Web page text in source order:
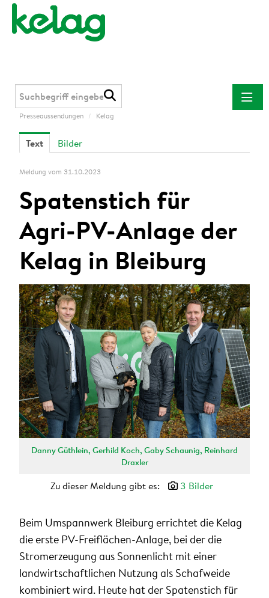
Presseaussendungen
Kelag
Downloads
Kontakt
ANMELDEN
Sie wollen unsere aktuellen Presseaussendungen
automatisch per E-Mail erhalten?
Zum Presseverteiler
Presseaussendungen / Kelag
Text Bilder
Meldung vom 31.10.2023
Spatenstich für
Agri-PV-Anlage der
Kelag in Bleiburg
Danny Güthlein, Gerhild Koch, Gaby Schaunig, Reinhard
Draxler
Zu dieser Meldung gibt es: 3 Bilder
Beim Umspannwerk Bleiburg errichtet die Kelag
die erste PV-Freiflächen-Anlage, bei der die
Stromerzeugung aus Sonnenlicht mit einer
landwirtschaftlichen Nutzung als Schafweide
kombiniert wird. Heute hat der Spatenstich für